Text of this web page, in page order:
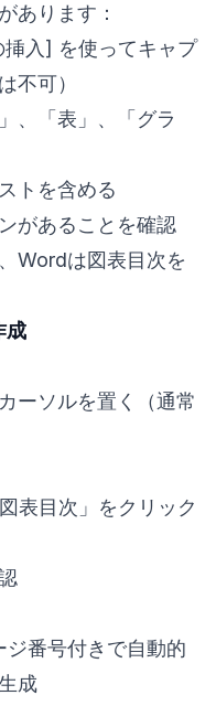
あります：
入] を使ってキャプ
不可）
、「表」、「グラ
トを含める
があることを確認
Wordは図表目次を
成
ーソルを置く（通常
表目次」をクリック
番号付きで自動的
成